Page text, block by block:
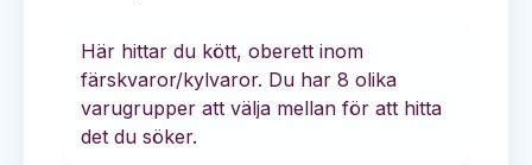
Här hittar du kött, oberett inom
färskvaror/kylvaror. Du har 8 olika
varugrupper att välja mellan för att hitta
det du söker.